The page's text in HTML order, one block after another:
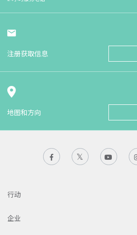
注册获取信息
地图和方向
行动
企业